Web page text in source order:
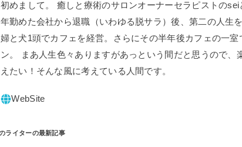
初めまして。 癒しと療術のサロンオーナーセラピストの
年勤めた会社から退職（いわゆる脱サラ）後、第二の人生
婦と犬1頭でカフェを経営。さらにその半年後カフェの一
ン。 まあ人生色々ありますがあっという間だと思うので、
えたい！そんな風に考えている人間です。